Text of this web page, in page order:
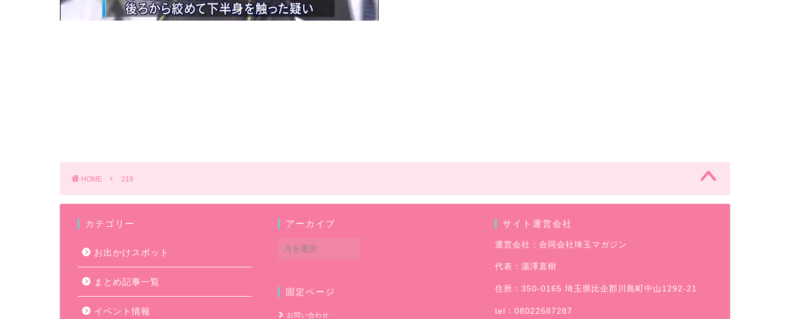
HOME 219
カテゴリー
お出かけスポット
まとめ記事一覧
イベント情報
アーカイブ
ア
ー
固定ページ
お問い合わせ
サイト運営会社
運営会社：合同会社埼玉マガジン
代表：湯澤直樹
住所：350-0165 埼玉県比企郡川島町中山1292-21
tel：08022687287